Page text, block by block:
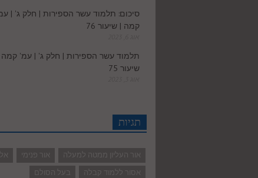
סיכום: תלמוד עשר הספירות | חלק ג' |
קמה | שיעור 76
תלמוד עשר הספירות | חלק ג' | עמ' קמה
שיעור 75
תגיות
אור העליון ממטה למעלה אור פנימי
אסור ללמוד קבלה
בעל הסולם